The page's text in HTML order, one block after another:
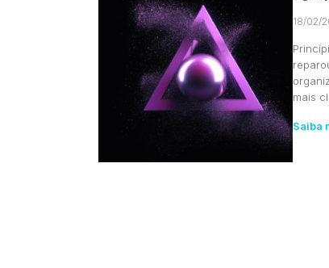
18/02/
mais
Saiba